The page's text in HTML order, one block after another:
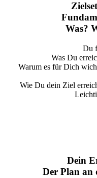
Was?
Du
Was Du
Warum es für Dich
Wie Du dein Ziel
Dein
Der Plan an